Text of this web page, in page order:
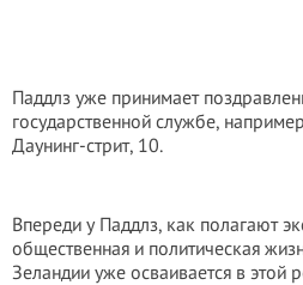
Паддлз уже принимает
государственной службе,
Даунинг-стрит, 10.
Впереди у Паддлз, как полагают
общественная и политическая
Зеландии уже осваивается в этой